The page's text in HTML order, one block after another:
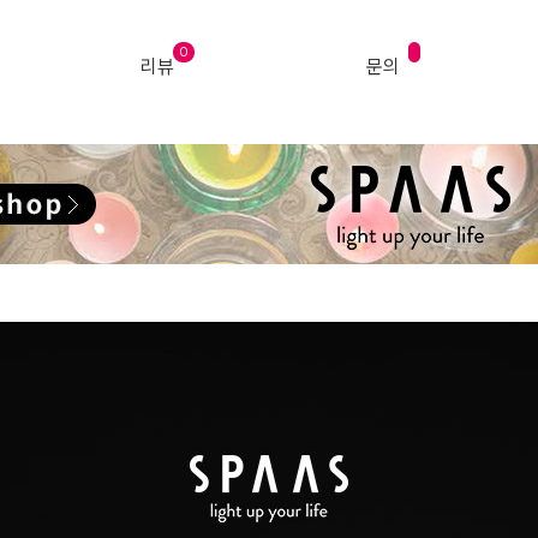
리뷰
0
문의